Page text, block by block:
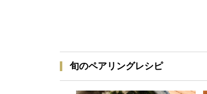
旬のペアリングレシピ